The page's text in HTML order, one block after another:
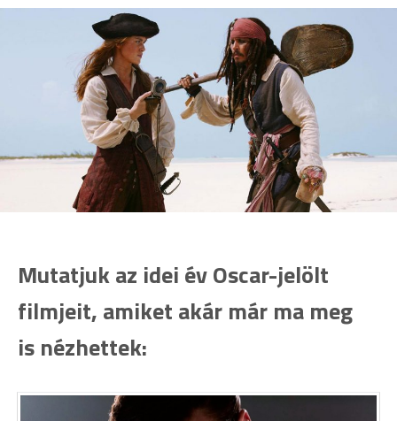
Mutatjuk az idei év Oscar-jelölt
filmjeit, amiket akár már ma meg
is nézhettek: